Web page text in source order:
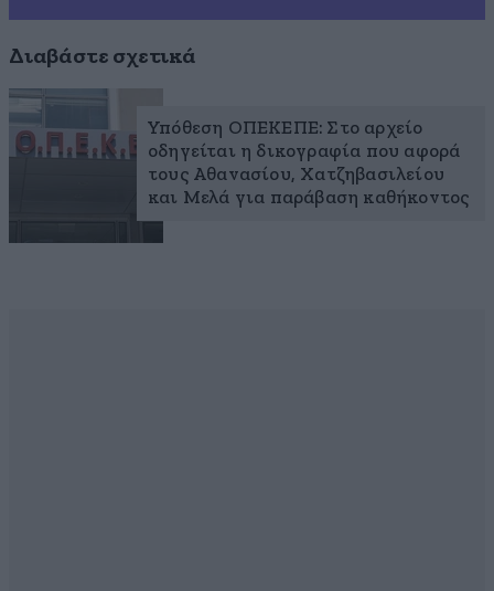
Διαβάστε σχετικά
Υπόθεση ΟΠΕΚΕΠΕ: Στο αρχείο
οδηγείται η δικογραφία που αφορά
τους Αθανασίου, Χατζηβασιλείου
και Μελά για παράβαση καθήκοντος